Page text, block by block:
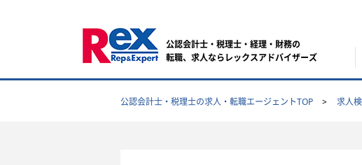
公認会計士・税理士・経理・財務の
転職、求人ならレックスアドバイザーズ
公認会計士・税理士の求人・転職エージェントTOP 求人